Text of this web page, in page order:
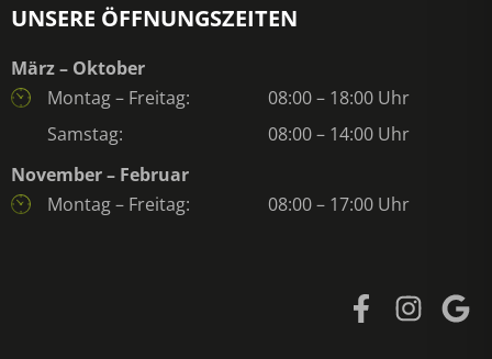
UNSERE ÖFFNUNGSZEITEN
März – Oktober
Montag – Freitag:
08:00 – 18:00 Uhr
Samstag:
08:00 – 14:00 Uhr
November – Februar
Montag – Freitag:
08:00 – 17:00 Uhr